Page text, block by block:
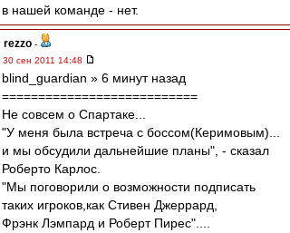
в нашей команде - нет.
rezzo -
30 сен 2011 14:48
blind_guardian » 6 минут назад
===========================
Не совсем о Спартаке...
"У меня была встреча с боссом(Керимовым)...
и мы обсудили дальнейшие планы", - сказал
Роберто Карлос.
"Мы поговорили о возможности подписать
таких игроков,как Стивен Джеррард,
Фрэнк Лэмпард и Роберт Пирес"....